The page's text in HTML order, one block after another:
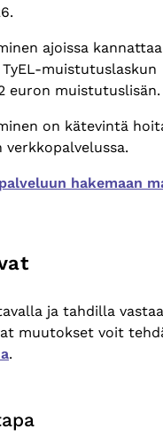
ajoissa
muistutuslaskun
euron muistutuslisän.
on kätevintä
verkkopalvelussa.
hakemaan
ja tahdilla
muutokset voit
.